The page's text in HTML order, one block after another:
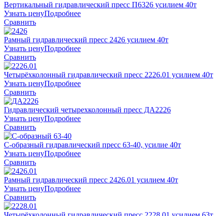
Вертикальный гидравлический пресс П6326 усилием 40т
Узнать ценуПодробнее
Сравнить
Рамный гидравлический пресс 2426 усилием 40т
Узнать ценуПодробнее
Сравнить
Четырёхколонный гидравлический пресс 2226.01 усилием 40т
Узнать ценуПодробнее
Сравнить
Гидравлический четырехколонный пресс ДА2226
Узнать ценуПодробнее
Сравнить
С-образный гидравлический пресс 63-40, усилие 40т
Узнать ценуПодробнее
Сравнить
Рамный гидравлический пресс 2426.01 усилием 40т
Узнать ценуПодробнее
Сравнить